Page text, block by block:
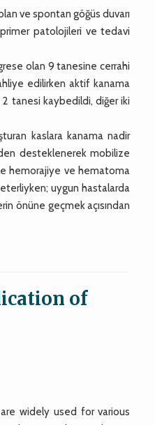
ve spontan göğüs duvarı
patolojileri ve tedavi
olan 9 tanesine cerrahi
edilirken aktif kanama
tanesi kaybedildi, diğer iki
kaslara kanama nadir
desteklenerek mobilize
hemorajiye ve hematoma
uygun hastalarda
önüne geçmek açısından
of
widely used for various